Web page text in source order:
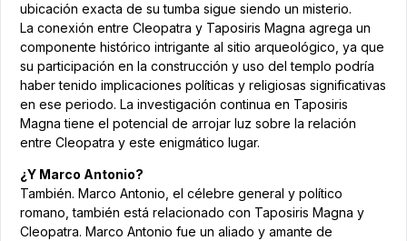
ubicación exacta de su tumba sigue siendo un misterio.
La conexión entre Cleopatra y Taposiris Magna agrega un
componente histórico intrigante al sitio arqueológico, ya que
su participación en la construcción y uso del templo podría
haber tenido implicaciones políticas y religiosas significativas
en ese periodo. La investigación continua en Taposiris
Magna tiene el potencial de arrojar luz sobre la relación
entre Cleopatra y este enigmático lugar.
¿Y Marco Antonio?
También. Marco Antonio, el célebre general y político
romano, también está relacionado con Taposiris Magna y
Cleopatra. Marco Antonio fue un aliado y amante de